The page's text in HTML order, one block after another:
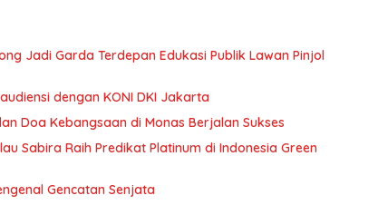
Jadi Garda Terdepan Edukasi Publik Lawan Pinjol
dengan KONI DKI Jakarta
Doa Kebangsaan di Monas Berjalan Sukses
Sabira Raih Predikat Platinum di Indonesia Green
Gencatan Senjata